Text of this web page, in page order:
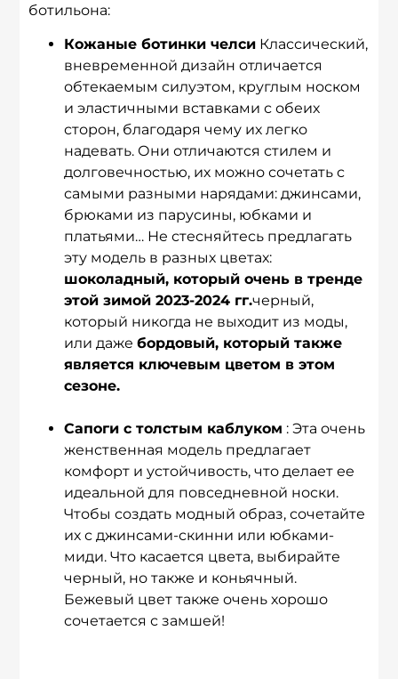
ботильона:
Кожаные ботинки челси Классический,
вневременной дизайн отличается
обтекаемым силуэтом, круглым носком
и эластичными вставками с обеих
сторон, благодаря чему их легко
надевать. Они отличаются стилем и
долговечностью, их можно сочетать с
самыми разными нарядами: джинсами,
брюками из парусины, юбками и
платьями… Не стесняйтесь предлагать
эту модель в разных цветах:
шоколадный, который очень в тренде
этой зимой 2023-2024 гг.черный,
который никогда не выходит из моды,
или даже бордовый, который также
является ключевым цветом в этом
сезоне.
Сапоги с толстым каблуком : Эта очень
женственная модель предлагает
комфорт и устойчивость, что делает ее
идеальной для повседневной носки.
Чтобы создать модный образ, сочетайте
их с джинсами-скинни или юбками-
миди. Что касается цвета, выбирайте
черный, но также и коньячный.
Бежевый цвет также очень хорошо
сочетается с замшей!